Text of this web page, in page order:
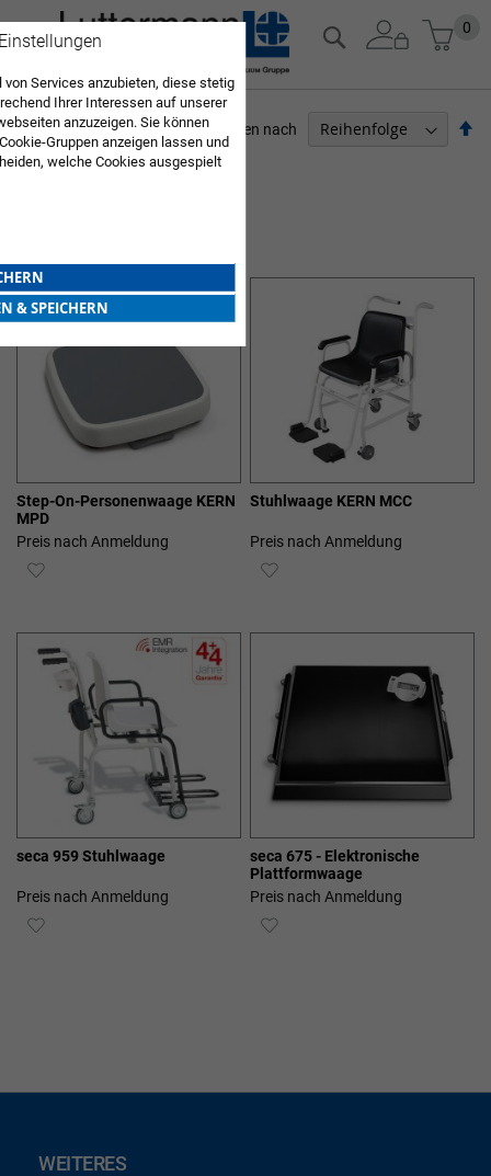
Zum
Inhalt
0
Suche
Sortieren nach
Step-On-Personenwaage KERN
MPD
Preis nach Anmeldung
ZUR
HINZUFÜGEN
Stuhlwaage KERN MCC
Preis nach Anmeldung
ZUR
seca 959 Stuhlwaage
Preis nach Anmeldung
ZUR
seca 675 - Elektronische
Plattformwaage
Preis nach Anmeldung
ZUR
PFLEGEBEDARF
WEITERES
Services anzubieten, diese stetig
Ihrer Interessen auf unserer
anzuzeigen. Sie können
Gruppen anzeigen lassen und
welche Cookies ausgespielt
& SPEICHERN